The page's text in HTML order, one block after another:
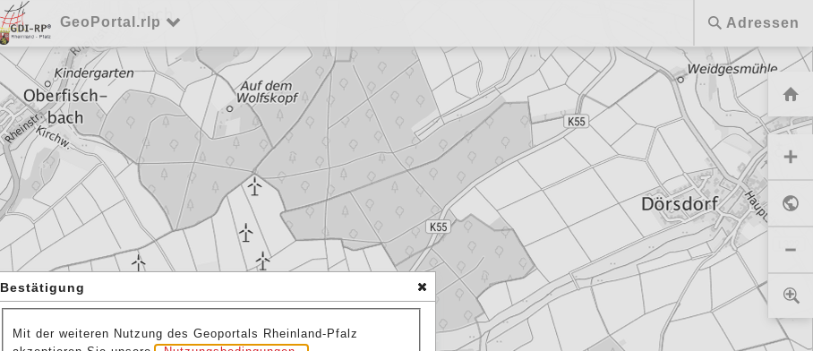
GeoPortal.rlp Adressen
Bestätigung
Mit der weiteren Nutzung des Geoportals Rheinland-Pfalz